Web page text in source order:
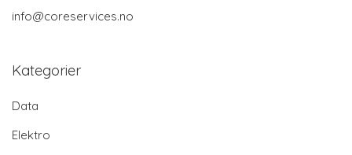
info@coreservices.no
Kategorier
Data
Elektro